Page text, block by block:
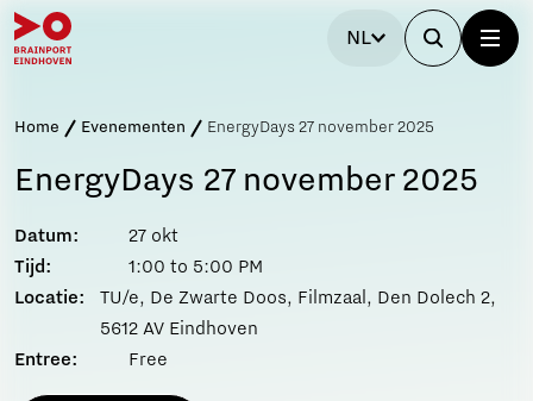
NL
Home Evenementen EnergyDays 27 november 2025
EnergyDays 27 november 2025
Datum:
27 okt
Tijd:
1:00 to 5:00 PM
Locatie:
TU/e, De Zwarte Doos, Filmzaal, Den Dolech 2,
5612 AV Eindhoven
Entree:
Free